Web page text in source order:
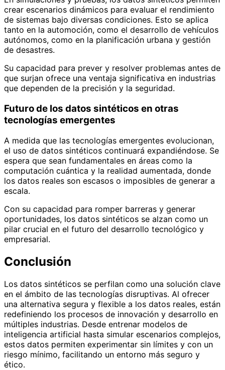
crear escenarios dinámicos para evaluar el rendimiento
de sistemas bajo diversas condiciones. Esto se aplica
tanto en la automoción, como el desarrollo de vehículos
autónomos, como en la planificación urbana y gestión
de desastres.
Su capacidad para prever y resolver problemas antes de
que surjan ofrece una ventaja significativa en industrias
que dependen de la precisión y la seguridad.
Futuro de los datos sintéticos en otras
tecnologías emergentes
A medida que las tecnologías emergentes evolucionan,
el uso de datos sintéticos continuará expandiéndose. Se
espera que sean fundamentales en áreas como la
computación cuántica y la realidad aumentada, donde
los datos reales son escasos o imposibles de generar a
escala.
Con su capacidad para romper barreras y generar
oportunidades, los datos sintéticos se alzan como un
pilar crucial en el futuro del desarrollo tecnológico y
empresarial.
Conclusión
Los datos sintéticos se perfilan como una solución clave
en el ámbito de las tecnologías disruptivas. Al ofrecer
una alternativa segura y flexible a los datos reales, están
redefiniendo los procesos de innovación y desarrollo en
múltiples industrias. Desde entrenar modelos de
inteligencia artificial hasta simular escenarios complejos,
estos datos permiten experimentar sin límites y con un
riesgo mínimo, facilitando un entorno más seguro y
ético.